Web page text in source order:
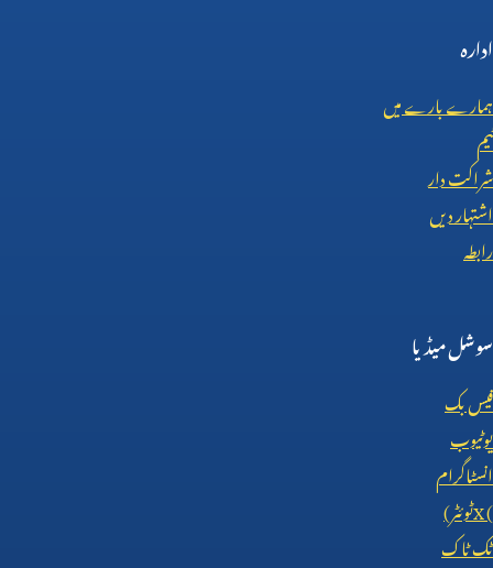
ادارہ
ہمارے بارے میں
ٹیم
شراکت دار
اشتہار دیں
رابطہ
سوشل میڈیا
فیس بک
یوٹیوب
انسٹاگرام
X (ٹوئٹر)
ٹک ٹاک